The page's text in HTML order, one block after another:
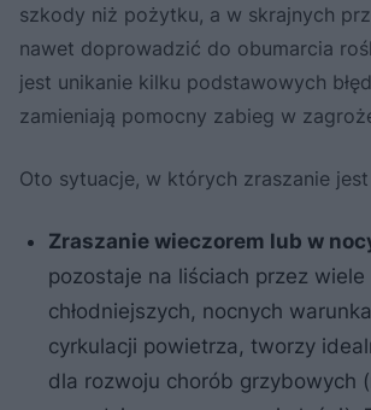
szkody niż pożytku, a w skrajnych
nawet doprowadzić do obumarcia
jest unikanie kilku podstawowych
zamieniają pomocny zabieg w
Oto sytuacje, w których zraszanie
Zraszanie wieczorem lub w
pozostaje na liściach przez
chłodniejszych, nocnych
cyrkulacji powietrza, tworzy
dla rozwoju chorób grzybowych